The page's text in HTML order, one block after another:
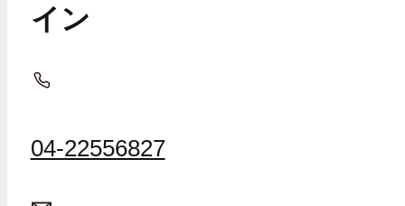
イン
04-22556827